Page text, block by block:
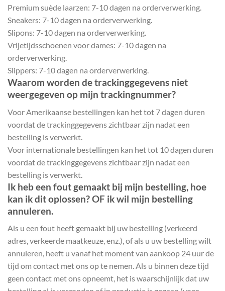
Premium suède laarzen: 7-10 dagen na orderverwerking.
Sneakers: 7-10 dagen na orderverwerking.
Slipons: 7-10 dagen na orderverwerking.
Vrijetijdsschoenen voor dames: 7-10 dagen na
orderverwerking.
Slippers: 7-10 dagen na orderverwerking.
Waarom worden de trackinggegevens niet
weergegeven op mijn trackingnummer?
Voor Amerikaanse bestellingen kan het tot 7 dagen duren
voordat de trackinggegevens zichtbaar zijn nadat een
bestelling is verwerkt.
Voor internationale bestellingen kan het tot 10 dagen duren
voordat de trackinggegevens zichtbaar zijn nadat een
bestelling is verwerkt.
Ik heb een fout gemaakt bij mijn bestelling, hoe
kan ik dit oplossen? OF ik wil mijn bestelling
annuleren.
Als u een fout heeft gemaakt bij uw bestelling (verkeerd
adres, verkeerde maatkeuze, enz.), of als u uw bestelling wilt
annuleren, heeft u vanaf het moment van aankoop 24 uur de
tijd om contact met ons op te nemen. Als u binnen deze tijd
geen contact met ons opneemt, het is waarschijnlijk dat uw